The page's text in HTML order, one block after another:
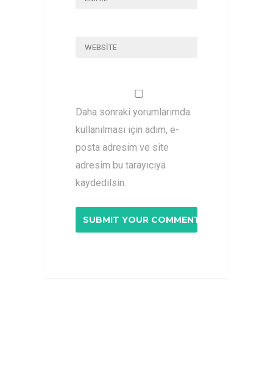
Daha sonraki yorumlarımda
kullanılması için adım, e-
posta adresim ve site
adresim bu tarayıcıya
kaydedilsin.